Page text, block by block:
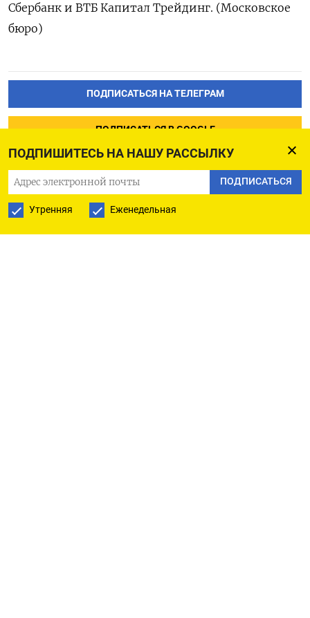
ПОДПИШИТЕСЬ НА НАШУ РАССЫЛКУ
ПОДПИСАТЬСЯ
Утренняя Еженедельная
Сбербанк и ​ВТБ Капитал Трейдинг. (Московское
‌бюро)
ПОДПИСАТЬСЯ НА ТЕЛЕГРАМ
ПОДПИСАТЬСЯ В GOOGLE